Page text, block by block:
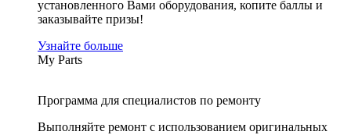
установленного Вами оборудования, копите баллы и
заказывайте призы!
Узнайте больше
My Parts
Программа для специалистов по ремонту
Выполняйте ремонт с использованием оригинальных